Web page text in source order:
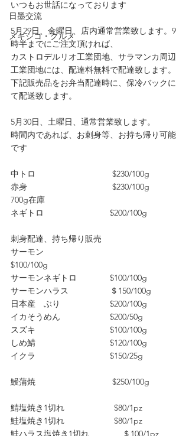
日墨交流
メキシコ・グルメ
いつもお世話になっております
5月29日、金曜日、店内通常営業致します。9
時半までにご注文頂ければ、
カストロデルリオ工業団地、サラマンカ周辺
工業団地には、配達料無料で配達致します。
下記販売品をお弁当配達時に、保冷バックに
て配送致します。
5月30日、土曜日、通常営業致します。
時間内であれば、お刺身等、お持ち帰り可能
です
中トロ　　　　　　　　　 $230/100g
赤身　　　　　　　　　　 $230/100g
700g在庫
ネギトロ　　　　　　　　$200/100g
刺身配達、持ち帰り販売
サーモン
$100/100g
サーモンネギトロ　　　　$100/100g
サーモンハラス　　　　　＄150/100g
日本産　ぶり　　　　　　$200/100g
イカそうめん　　　　　　$200/50g
スズキ　　　　　　　　　$100/100g
しめ鯖　　　　　　　　　$120/100g
イクラ　　　　　　　　　$150/25g
鰻蒲焼　　　　　　　　　 $250/100g
鯖塩焼き1切れ　　　　　　$80/1pz
鮭塩焼き1切れ　　　　　　$80/1pz
鮭ハラス塩焼き1切れ　　　　＄100/1pz